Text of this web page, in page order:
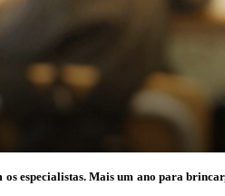
especialistas. Mais um ano para